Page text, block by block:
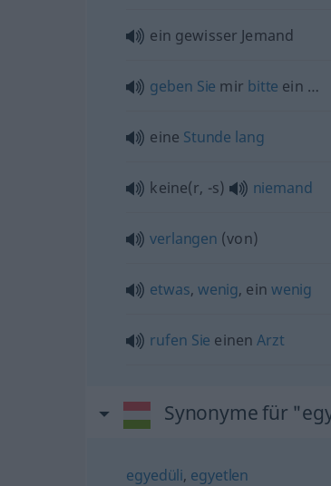
ein gewisser Jemand
geben Sie mir bitte ein …
eine Stunde lang
keine(r, -s) niemand
verlangen (von)
etwas, wenig, ein wenig
rufen Sie einenArzt
Synonyme für
egyedüli, egyetlen